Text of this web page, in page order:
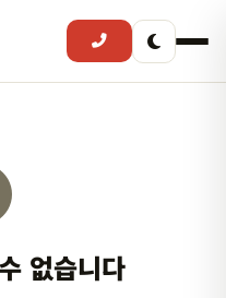
없습니다